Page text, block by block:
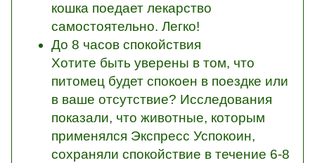
кошка поедает лекарство
самостоятельно. Легко!
До 8 часов спокойствия
Хотите быть уверены в том, что
питомец будет спокоен в поездке или
в ваше отсутствие? Исследования
показали, что животные, которым
применялся Экспресс Успокоин,
сохраняли спокойствие в течение 6-8